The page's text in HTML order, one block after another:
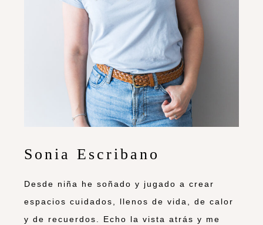
Sonia Escribano
Desde niña he soñado y jugado a crear
espacios cuidados, llenos de vida, de calor
y de recuerdos. Echo la vista atrás y me